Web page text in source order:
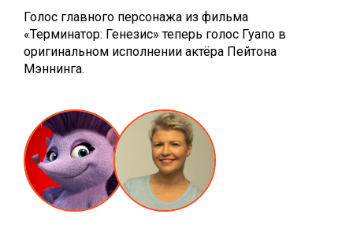
Голос главного персонажа из фильма
«Терминатор: Генезис» теперь голос Гуапо в
оригинальном исполнении актёра Пейтона
Мэннинга.